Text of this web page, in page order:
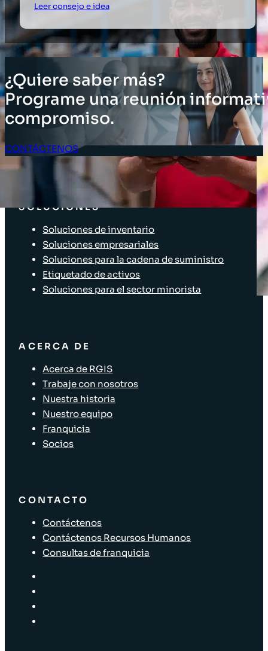
Leer consejo e idea
¿Quiere saber más?
Programe una reunión
compromiso.
CONTÁCTENOS
Acceso Clientes
SOLUCIONES
Soluciones de inventario
Soluciones empresariales
Soluciones para la cadena de suministro
Etiquetado de activos
Soluciones para el sector minorista
ACERCA DE
Acerca de RGIS
Trabaje con nosotros
Nuestra historia
Nuestro equipo
Franquicia
Socios
CONTACTO
Contáctenos
Contáctenos Recursos Humanos
Consultas de franquicia